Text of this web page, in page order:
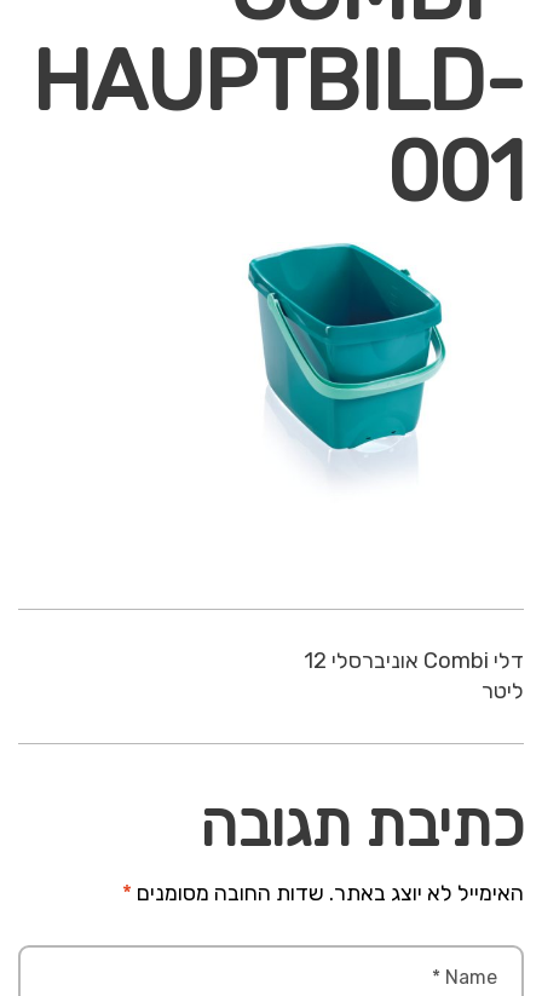
HAUPTBILD-
001
דלי Combi אוניברסלי 12
ליטר
כתיבת תגובה
האימייל לא יוצג באתר. שדות החובה מסומנים *